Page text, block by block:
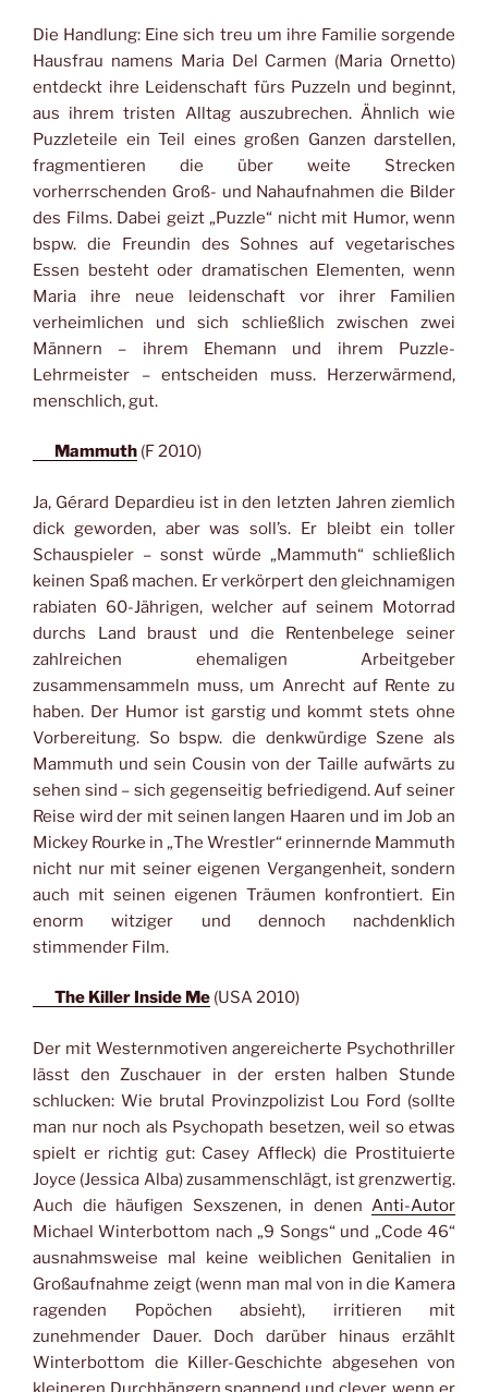
Die Handlung: Eine sich treu um ihre Familie sorgende
Hausfrau namens Maria Del Carmen (Maria Ornetto)
entdeckt ihre Leidenschaft fürs Puzzeln und beginnt,
aus ihrem tristen Alltag auszubrechen. Ähnlich wie
Puzzleteile ein Teil eines großen Ganzen darstellen,
fragmentieren die über weite Strecken
vorherrschenden Groß- und Nahaufnahmen die Bilder
des Films. Dabei geizt „Puzzle“ nicht mit Humor, wenn
bspw. die Freundin des Sohnes auf vegetarisches
Essen besteht oder dramatischen Elementen, wenn
Maria ihre neue leidenschaft vor ihrer Familien
verheimlichen und sich schließlich zwischen zwei
Männern – ihrem Ehemann und ihrem Puzzle-
Lehrmeister – entscheiden muss. Herzerwärmend,
menschlich, gut.
Mammuth (F 2010)
Ja, Gérard Depardieu ist in den letzten Jahren ziemlich
dick geworden, aber was soll’s. Er bleibt ein toller
Schauspieler – sonst würde „Mammuth“ schließlich
keinen Spaß machen. Er verkörpert den gleichnamigen
rabiaten 60-Jährigen, welcher auf seinem Motorrad
durchs Land braust und die Rentenbelege seiner
zahlreichen ehemaligen Arbeitgeber
zusammensammeln muss, um Anrecht auf Rente zu
haben. Der Humor ist garstig und kommt stets ohne
Vorbereitung. So bspw. die denkwürdige Szene als
Mammuth und sein Cousin von der Taille aufwärts zu
sehen sind – sich gegenseitig befriedigend. Auf seiner
Reise wird der mit seinen langen Haaren und im Job an
Mickey Rourke in „The Wrestler“ erinnernde Mammuth
nicht nur mit seiner eigenen Vergangenheit, sondern
auch mit seinen eigenen Träumen konfrontiert. Ein
enorm witziger und dennoch nachdenklich
stimmender Film.
The Killer Inside Me (USA 2010)
Der mit Westernmotiven angereicherte Psychothriller
lässt den Zuschauer in der ersten halben Stunde
schlucken: Wie brutal Provinzpolizist Lou Ford (sollte
man nur noch als Psychopath besetzen, weil so etwas
spielt er richtig gut: Casey Affleck) die Prostituierte
Joyce (Jessica Alba) zusammenschlägt, ist grenzwertig.
Auch die häufigen Sexszenen, in denen Anti-Autor
Michael Winterbottom nach „9 Songs“ und „Code 46“
ausnahmsweise mal keine weiblichen Genitalien in
Großaufnahme zeigt (wenn man mal von in die Kamera
ragenden Popöchen absieht), irritieren mit
zunehmender Dauer. Doch darüber hinaus erzählt
Winterbottom die Killer-Geschichte abgesehen von